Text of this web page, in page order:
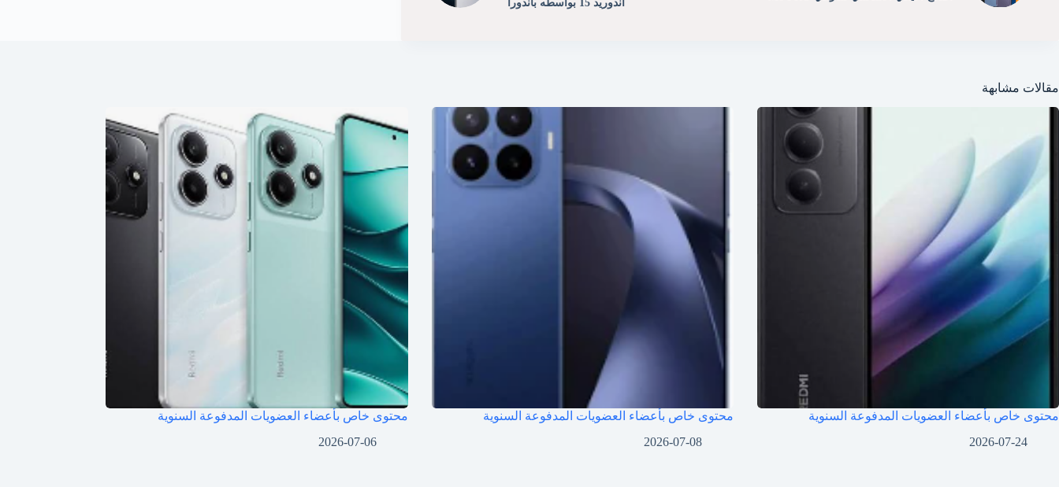
اندوريد 15 بواسطه باندورا
مقالات مشابهة
محتوى خاص بأعضاء العضويات المدفوعة السنوية
2026-07-24
محتوى خاص بأعضاء العضويات المدفوعة السنوية
2026-07-08
محتوى خاص بأعضاء العضويات المدفوعة السنوية
2026-07-06